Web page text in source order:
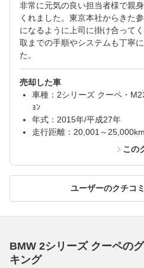
非常に元気の良い担当者様で親
くれました。東京本社からきた
になるように上司に掛け合って
取までの手順やシステムも丁寧
た。
売却した車
車種：2シリーズ クーペ・
ｮﾝ
年式：2015年/平成27年
走行距離：20,001～25,000km
この
ユーザーのクチコ
BMW 2シリーズ クーペの
キング